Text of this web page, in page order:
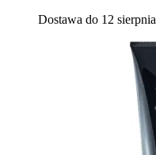
Dostawa do 12 sierpnia